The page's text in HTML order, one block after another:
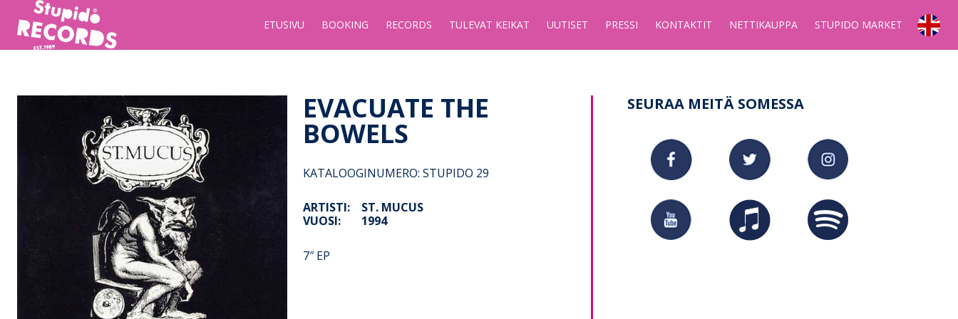
Stupido
Records
Booking
ETUSIVU BOOKING RECORDS TULEVAT KEIKAT UUTISET PRESSI KONTAKTIT NETTIKAUPPA STUPIDO MARKET
EVACUATE THE
BOWELS
KATALOOGINUMERO: STUPIDO 29
ARTISTI:
ST. MUCUS
VUOSI:
1994
7″ EP
SEURAA MEITÄ SOMESSA